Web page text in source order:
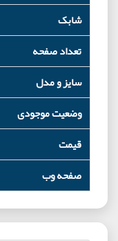
شابک
تعداد صفحه
سایز و مدل
وضعیت موجودی
قیمت
صفحه وب